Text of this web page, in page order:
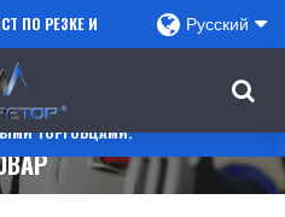
ПО РЕЗКЕ И
ПРОДАВЦАМИ
ТОРГОВЦАМИ.
Русский